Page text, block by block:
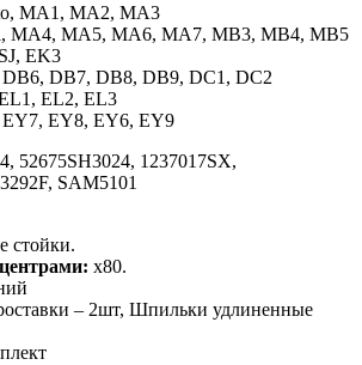
MA1, MA2, MA3
MA4, MA5, MA6, MA7, MB3, MB4, MB5
EK3
DB6, DB7, DB8, DB9, DC1, DC2
EL2, EL3
EY7, EY8, EY6, EY9
52675SH3024, 1237017SX,
SAM5101
стойки.
х80.
– 2шт, Шпильки удлиненные